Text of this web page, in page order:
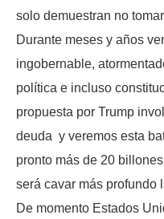
solo demuestran no
Durante meses y años
ingobernable,
política e incluso
propuesta por Trump
deuda y veremos esta
pronto más de 20
será cavar más profundo
De momento Estados